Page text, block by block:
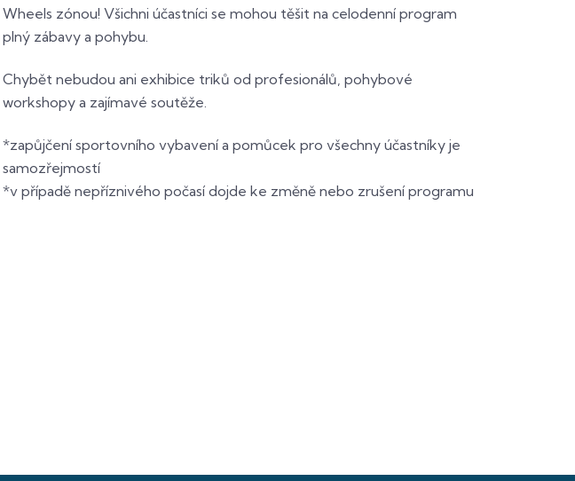
Wheels zónou! Všichni účastníci se mohou těšit na celodenní program
plný zábavy a pohybu.
Chybět nebudou ani exhibice triků od profesionálů, pohybové
workshopy a zajímavé soutěže.
*zapůjčení sportovního vybavení a pomůcek pro všechny účastníky je
samozřejmostí
*v případě nepříznivého počasí dojde ke změně nebo zrušení programu